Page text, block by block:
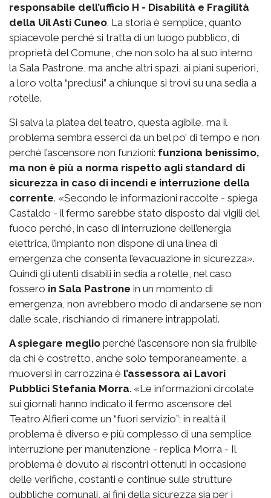
responsabile dell’ufficio H - Disabilità e Fragilità
della Uil Asti Cuneo. La storia è semplice, quanto
spiacevole perché si tratta di un luogo pubblico, di
proprietà del Comune, che non solo ha al suo interno
la Sala Pastrone, ma anche altri spazi, ai piani superiori,
a loro volta “preclusi” a chiunque si trovi su una sedia a
rotelle.
Si salva la platea del teatro, questa agibile, ma il
problema sembra esserci da un bel po’ di tempo e non
perché l’ascensore non funzioni: funziona benissimo,
ma non è più a norma rispetto agli standard di
sicurezza in caso di incendi e interruzione della
corrente. «Secondo le informazioni raccolte - spiega
Castaldo - il fermo sarebbe stato disposto dai vigili del
fuoco perché, in caso di interruzione dell’energia
elettrica, l’impianto non dispone di una linea di
emergenza che consenta l’evacuazione in sicurezza».
Quindi gli utenti disabili in sedia a rotelle, nel caso
fossero in Sala Pastrone in un momento di
emergenza, non avrebbero modo di andarsene se non
dalle scale, rischiando di rimanere intrappolati.
A spiegare meglio perché l’ascensore non sia fruibile
da chi è costretto, anche solo temporaneamente, a
muoversi in carrozzina è l’assessora ai Lavori
Pubblici Stefania Morra. «Le informazioni circolate
sui giornali hanno indicato il fermo ascensore del
Teatro Alfieri come un “fuori servizio”; in realtà il
problema è diverso e più complesso di una semplice
interruzione per manutenzione - replica Morra - Il
problema è dovuto ai riscontri ottenuti in occasione
delle verifiche, costanti e continue sulle strutture
pubbliche comunali, ai fini della sicurezza sia per i